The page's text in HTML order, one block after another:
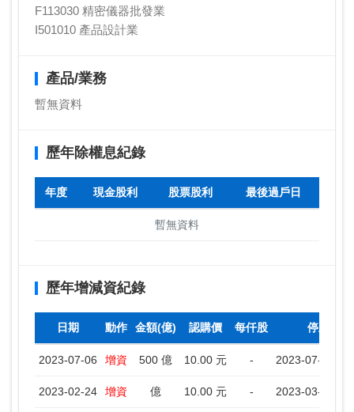
F113030 精密儀器批發業
I501010 產品設計業
產品/業務
暫無資料
歷年除權息紀錄
年度 現金股利 股票股利 最後過戶日
暫無資料
歷年增減資紀錄
日期 動作 金額(億) 認購價 每仟股 停止過戶
2023-07-06 增資 500 億 10.00 元 - 2023-07-07 ~
2023-02-24 增資 億 10.00 元 - 2023-03-01 ~